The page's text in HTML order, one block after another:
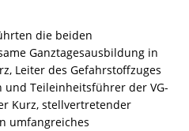
die beiden
Ganztagesausbildung in
Leiter des Gefahrstoffzuges
und Teileinheitsführer der VG-
Kurz, stellvertretender
umfangreiches